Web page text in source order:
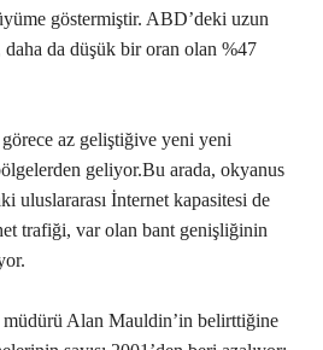
göstermiştir. ABD’deki uzun
daha da düşük bir oran olan %47
az geliştiğive yeni yeni
geliyor.Bu arada, okyanus
uluslararası İnternet kapasitesi de
trafiği, var olan bant genişliğinin
müdürü Alan Mauldin’in belirttiğine